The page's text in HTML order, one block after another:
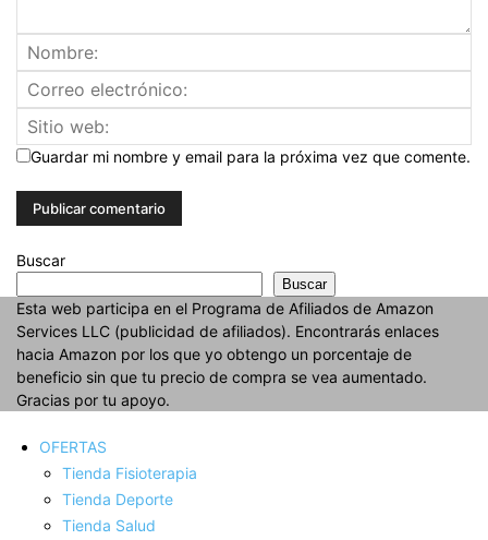
Guardar mi nombre y email para la próxima vez que comente.
Buscar
Buscar
Esta web participa en el Programa de Afiliados de Amazon
Services LLC (publicidad de afiliados). Encontrarás enlaces
hacia Amazon por los que yo obtengo un porcentaje de
beneficio sin que tu precio de compra se vea aumentado.
Gracias por tu apoyo.
OFERTAS
Tienda Fisioterapia
Tienda Deporte
Tienda Salud